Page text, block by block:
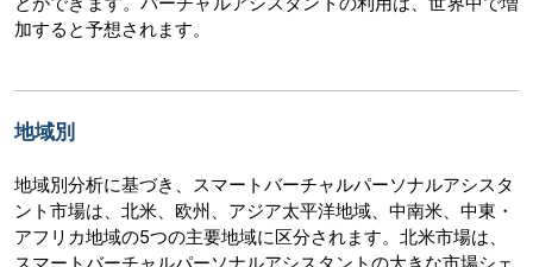
加すると予想されます。
地域別
地域別分析に基づき、スマートバーチャルパーソナルアシスタ
ント市場は、北米、欧州、アジア太平洋地域、中南米、中東・
アフリカ地域の5つの主要地域に区分されます。北米市場は、
スマートバーチャルパーソナルアシスタントの大きな市場シェ